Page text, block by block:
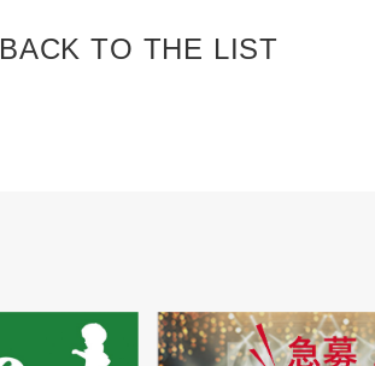
BACK TO THE LIST